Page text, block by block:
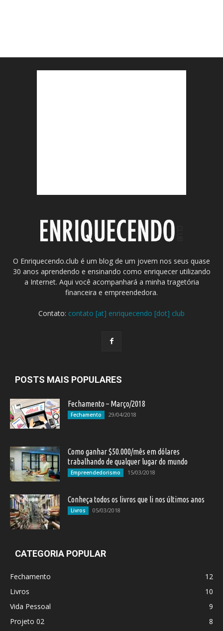
O Enriquecendo.club é um blog de um jovem nos seus quase
30 anos aprendendo e ensinando como enriquecer utilizando
a Internet. Aqui você acompanhará a minha tragetória
financeira e empreendedora.
Contato: contato [at] enriquecendo [dot] club
POSTS MAIS POPULARES
Fechamento – Março/2018
Fechamento 29/04/2018
Como ganhar $50.000/mês em dólares
trabalhando de qualquer lugar do mundo
Empreendedorismo 15/03/2018
Conheça todos os livros que li nos últimos anos
Livros 05/03/2018
CATEGORIA POPULAR
Fechamento
12
Livros
10
Vida Pessoal
9
Projeto 02
8